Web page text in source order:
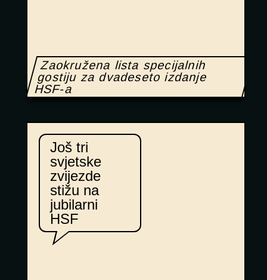
Zaokružena lista specijalnih
gostiju za dvadeseto izdanje
HSF-a
Još tri
svjetske
zvijezde
stižu na
jubilarni
HSF